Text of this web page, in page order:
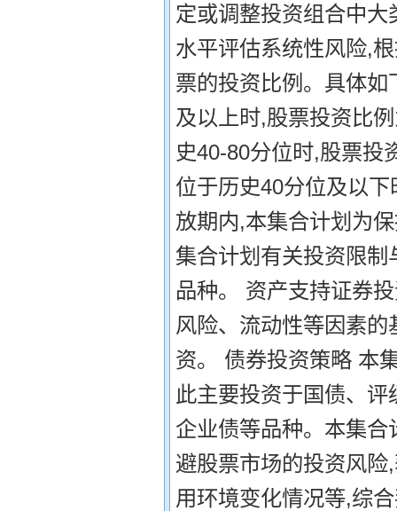
定或调整投资组合中
水平评估系统性风险,
票的投资比例。具体
及以上时,股票投资比
史40-80分位时,股票投
位于历史40分位及以
放期内,本集合计划为
集合计划有关投资限
品种。 资产支持证券
风险、流动性等因素
资。 债券投资策略 本
此主要投资于国债、
企业债等品种。本集
避股票市场的投资风
用环境变化情况等,综